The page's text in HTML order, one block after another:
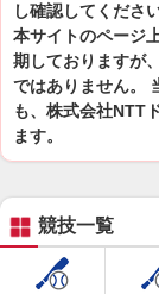
し確認してください
本サイトのページ
期しておりますが
ではありません。
も、株式会社NTT
ます。
競技一覧